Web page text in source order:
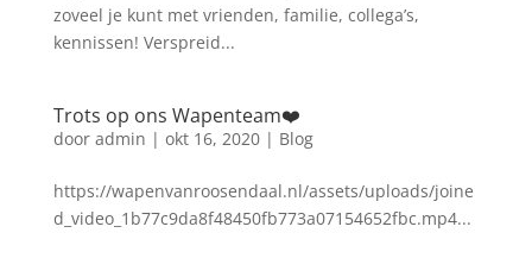
zoveel je kunt met vrienden, familie, collega’s,
kennissen! Verspreid...
Trots op ons Wapenteam❤️
door admin | okt 16, 2020| Blog
https://wapenvanroosendaal.nl/assets/uploads/joine
d_video_1b77c9da8f48450fb773a07154652fbc.mp4...